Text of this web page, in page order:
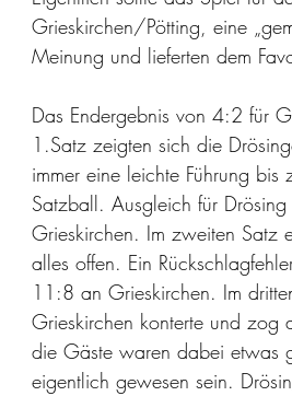
Grieskirchen/Pötting, eine
Meinung und lieferten dem
Das Endergebnis von 4:2 für
1.Satz zeigten sich die
immer eine leichte Führung
Satzball. Ausgleich für
Grieskirchen. Im zweiten
alles offen. Ein
11:8 an Grieskirchen. Im
Grieskirchen konterte und
die Gäste waren dabei etwas
eigentlich gewesen sein.